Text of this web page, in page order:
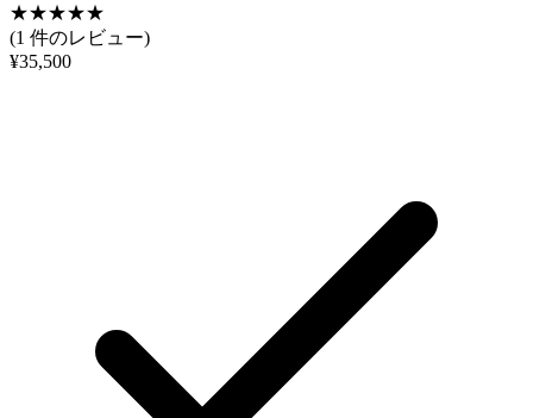
★★★★★
(1 件のレビュー)
¥35,500